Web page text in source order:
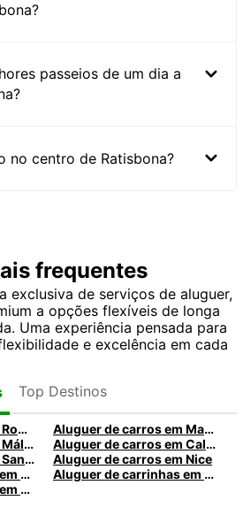
passeios de um dia a
no centro de Ratisbona?
frequentes
exclusiva de serviços de aluguer,
a opções flexíveis de longa
Uma experiência pensada para
e excelência em cada
Top Destinos
Aluguer de carros em Roma
Aluguer de carros em Madrid
Aluguer de carros em Málaga
Aluguer de carros em Caldas da Rainha
Aluguer de carros em Santa Maria da Feira
Aluguer de carros em Nice
Aluguer de carrinhas em Nice
Aluguer de carrinhas em Santa Maria da Feira
Aluguer de carrinhas em Caldas da Rainha